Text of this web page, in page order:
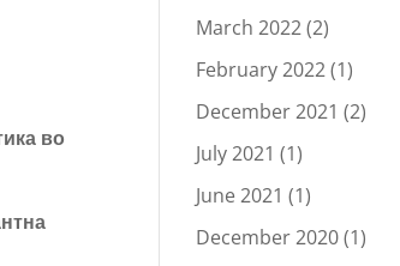
во
March 2022(2)
February 2022(1)
December 2021 (2)
July 2021 (1)
June 2021 (1)
December 2020(1)